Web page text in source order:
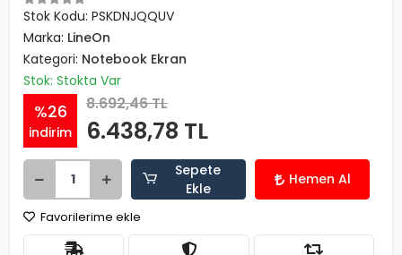
Stok Kodu: PSKDNJQQUV
Marka: LineOn
Kategori: Notebook Ekran
Stok: Stokta Var
%26
indirim
8.692,46 TL
6.438,78 TL
Sepete
Ekle
Hemen Al
Favorilerime ekle